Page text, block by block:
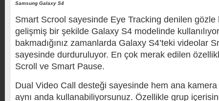
Samsung Galaxy S4
Smart Scrool sayesinde Eye Tracking denilen gözle
gelişmiş bir şekilde Galaxy S4 modelinde
bakmadığınız zamanlarda Galaxy S4’teki videolar
sayesinde durduruluyor. En çok merak edilen
Scroll ve Smart Pause.
Dual Video Call desteği sayesinde hem ana
aynı anda kullanabiliyorsunuz. Özellikle grup